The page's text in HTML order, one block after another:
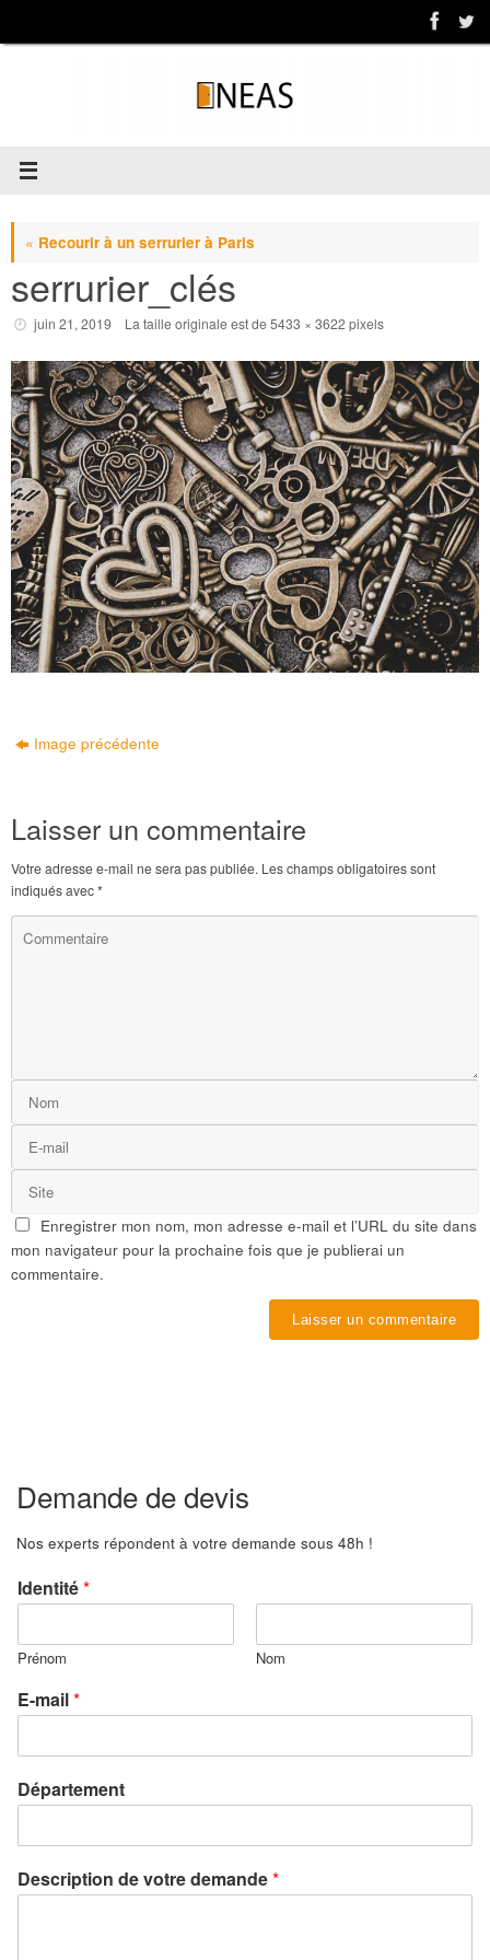
« Recourir à un serrurier à Paris
serrurier_clés
juin 21, 2019 La taille originale est de5433 × 3622 pixels
Image précédente
Laisser un commentaire
Votre adresse e-mail ne sera pas publiée. Les champs obligatoires sont
indiqués avec*
Enregistrer mon nom, mon adresse e-mail et l’URL du site dans
mon navigateur pour la prochaine fois que je publierai un
commentaire.
Demande de devis
Nos experts répondent à votre demande sous 48h !
Identité*
Prénom Nom
E-mail*
Département
Description de votre demande*